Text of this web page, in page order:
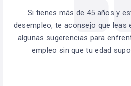
Si tienes más de 45 años y
desempleo, te aconsejo que leas
algunas sugerencias para
empleo sin que tu edad